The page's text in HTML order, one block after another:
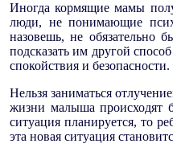
Иногда кормящие мамы
люди, не понимающие
назовешь, не обязательно
подсказать им другой
спокойствия и
Нельзя заниматься
жизни малыша происходят
ситуация планируется, то
эта новая ситуация